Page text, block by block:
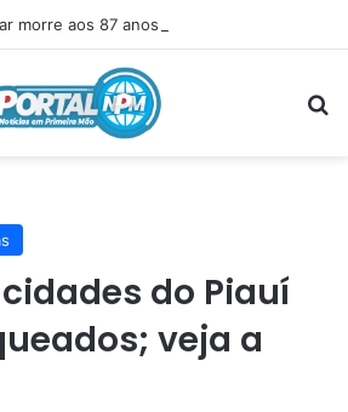
morre aos 87 anos em Itainópolis
cidades do Piauí
veja a